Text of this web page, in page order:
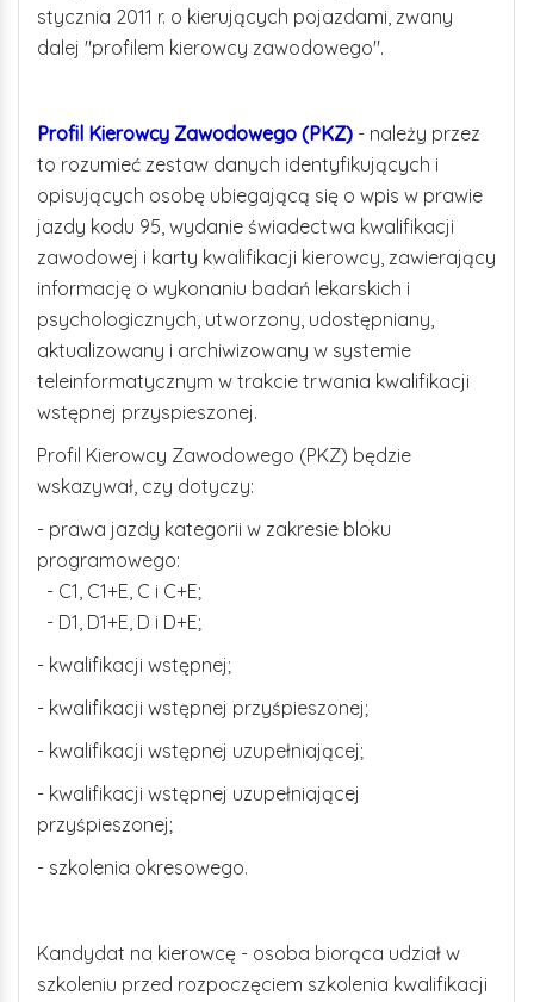
stycznia 2011 r. o kierujących pojazdami, zwany
dalej "profilem kierowcy zawodowego".
Profil Kierowcy Zawodowego (PKZ) - należy przez
to rozumieć zestaw danych identyfikujących i
opisujących osobę ubiegającą się o wpis w prawie
jazdy kodu 95, wydanie świadectwa kwalifikacji
zawodowej i karty kwalifikacji kierowcy, zawierający
informację o wykonaniu badań lekarskich i
psychologicznych, utworzony, udostępniany,
aktualizowany i archiwizowany w systemie
teleinformatycznym w trakcie trwania kwalifikacji
wstępnej przyspieszonej.
Profil Kierowcy Zawodowego (PKZ) będzie
wskazywał, czy dotyczy:
- prawa jazdy kategorii w zakresie bloku
programowego:
- C1, C1+E, C i C+E;
- D1, D1+E, D i D+E;
- kwalifikacji wstępnej;
- kwalifikacji wstępnej przyśpieszonej;
- kwalifikacji wstępnej uzupełniającej;
- kwalifikacji wstępnej uzupełniającej
przyśpieszonej;
- szkolenia okresowego.
Kandydat na kierowcę - osoba biorąca udział w
szkoleniu przed rozpoczęciem szkolenia kwalifikacji